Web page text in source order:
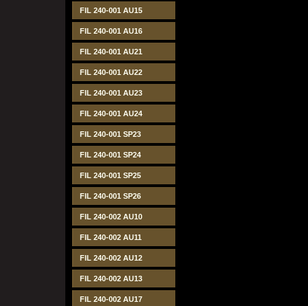
FIL 240-001 AU15
FIL 240-001 AU16
FIL 240-001 AU21
FIL 240-001 AU22
FIL 240-001 AU23
FIL 240-001 AU24
FIL 240-001 SP23
FIL 240-001 SP24
FIL 240-001 SP25
FIL 240-001 SP26
FIL 240-002 AU10
FIL 240-002 AU11
FIL 240-002 AU12
FIL 240-002 AU13
FIL 240-002 AU17